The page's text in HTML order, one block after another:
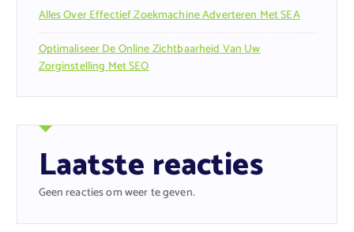
Alles Over Effectief Zoekmachine Adverteren Met SEA
Optimaliseer De Online Zichtbaarheid Van Uw
Zorginstelling Met SEO
Laatste reacties
Geen reacties om weer te geven.